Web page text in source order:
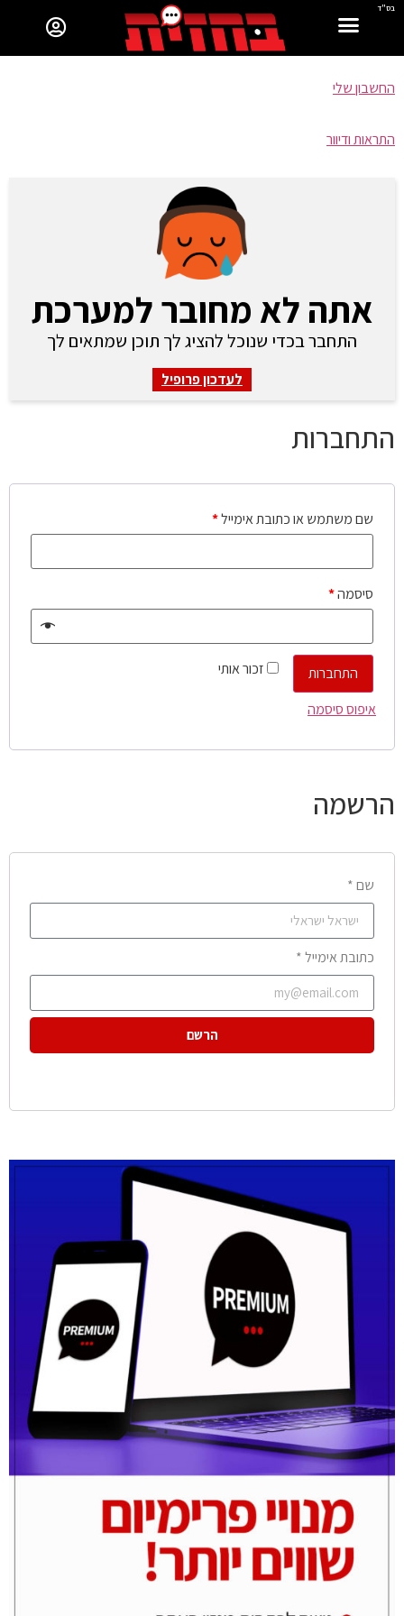
בס"ד
החשבון שלי
התראות ודיוור
אתה לא מחובר למערכת
התחבר בכדי שנוכל להציג לך תוכן שמתאים לך
לעדכון פרופיל
התחברות
שם משתמש או כתובת אימייל*
סיסמה*
זכור אותי
התחברות
איפוס סיסמה
הרשמה
שם *
כתובת אימייל *
הרשם